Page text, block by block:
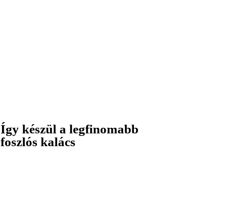
Így készül a legfinomabb
foszlós kalács